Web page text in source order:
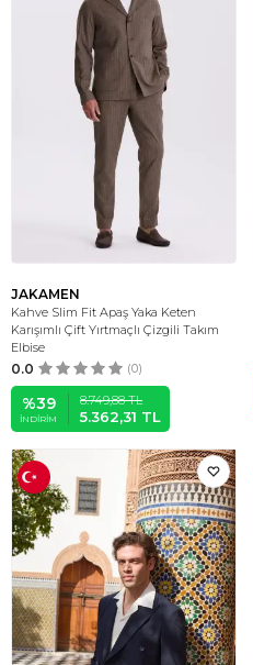
JAKAMEN
Kahve Slim Fit Apaş Yaka Keten
Karışımlı Çift Yırtmaçlı Çizgili Takım
Elbise
0.0 (0)
%39
İNDIRIM
8.749,88TL
5.362,31 TL